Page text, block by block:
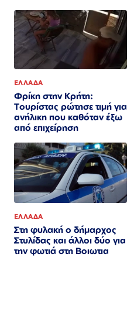
ΕΛΛΑΔΑ
Φρίκη στην Κρήτη:
Τουρίστας ρώτησε τιμή για
ανήλικη που καθόταν έξω
από επιχείρηση
ΕΛΛΑΔΑ
Στη φυλακή ο δήμαρχος
Στυλίδας και άλλοι δύο για
την φωτιά στη Βοιωτια